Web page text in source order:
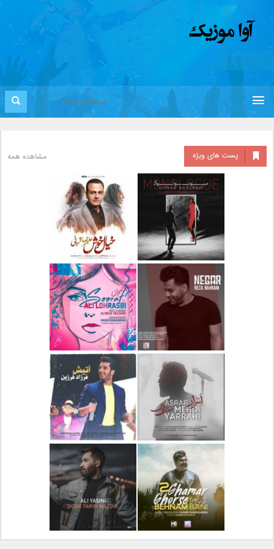
پست های ویژه مشاهده همه
دانلود آلبوم جدید سیروان
خسروی بنام مونولوگ
دانلود آهنگ جدید علیرضا
قربانی بنام خیال خوش
دانلود آهنگ جدید رضا
بهرام بنام نگار
دانلود آهنگ جدید علی
لهراسبی بنام صورت
دانلود آهنگ جدید مهدی
یراحی بنام اسرار
دانلود آهنگ جدید فرزاد
فرزین بنام آتیش